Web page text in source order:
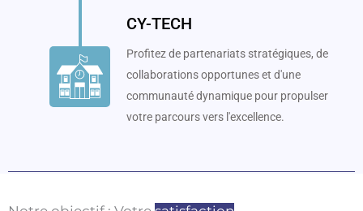
CY-TECH
Profitez de partenariats stratégiques, de
collaborations opportunes et d'une
communauté dynamique pour propulser
votre parcours vers l'excellence.